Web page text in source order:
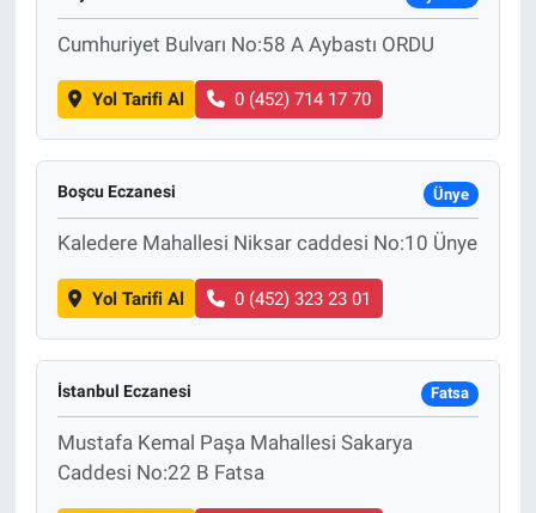
Cumhuriyet Bulvarı No:58 A Aybastı ORDU
Yol Tarifi Al 0 (452) 714 17 70
Boşcu Eczanesi Ünye
Kaledere Mahallesi Niksar caddesi No:10 Ünye
Yol Tarifi Al 0 (452) 323 23 01
İstanbul Eczanesi Fatsa
Mustafa Kemal Paşa Mahallesi Sakarya
Caddesi No:22 B Fatsa